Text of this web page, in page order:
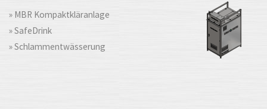
» MBR Kompaktkläranlage
» SafeDrink
» Schlammentwässerung